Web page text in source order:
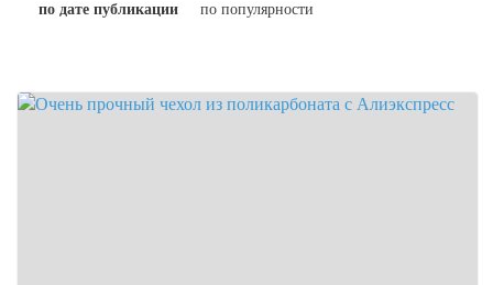
по дате публикации по популярности